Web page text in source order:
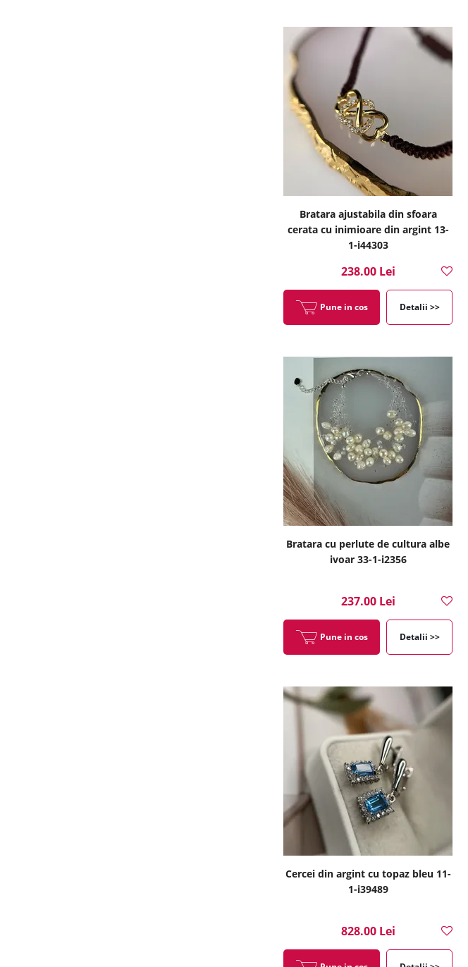
Bratara ajustabila din sfoara
cerata cu inimioare din argint 13-
1-i44303
238.00 Lei
Pune in cos Detalii >>
Bratara cu perlute de cultura albe
ivoar 33-1-i2356
237.00 Lei
Pune in cos Detalii >>
Cercei din argint cu topaz bleu 11-
1-i39489
828.00 Lei